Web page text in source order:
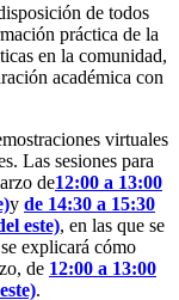
de todos
práctica de la
en la comunidad,
académica con
virtuales
Las sesiones para
de12:00 a 13:00
y de 14:30 a 15:30
este), en las que se
explicará cómo
de 12:00 a 13:00
.